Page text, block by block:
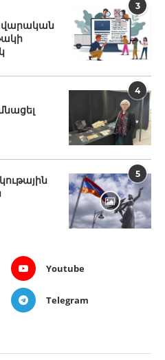
3
4
5
Youtube
Telegram